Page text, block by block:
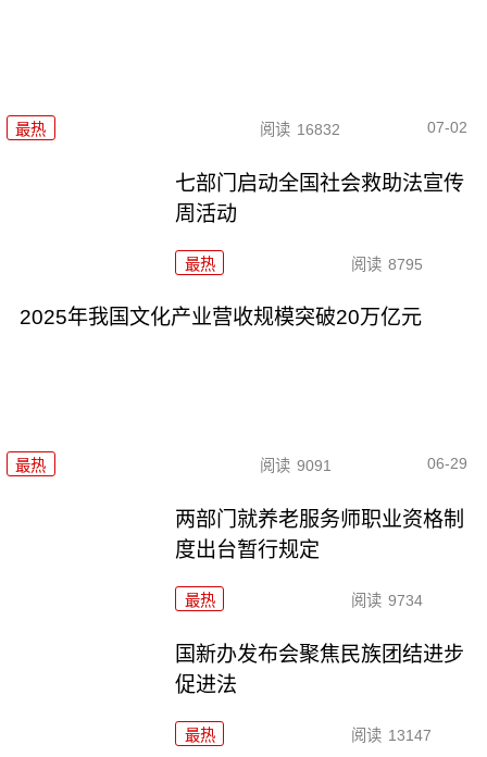
最热 阅读 16832 07-02
七部门启动全国社会救助法宣传
周活动
最热 阅读 8795
2025年我国文化产业营收规模突破20万亿元
最热 阅读 9091 06-29
两部门就养老服务师职业资格制
度出台暂行规定
最热 阅读 9734
国新办发布会聚焦民族团结进步
促进法
最热 阅读 13147